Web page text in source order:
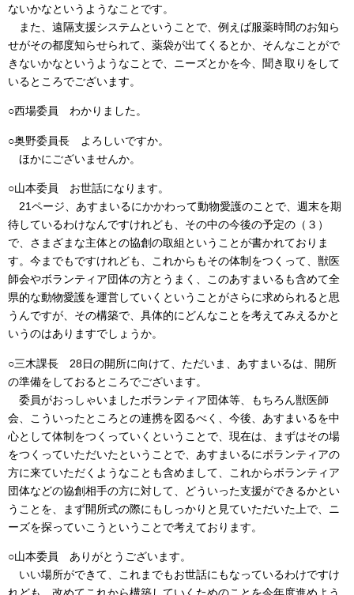
ないかなというようなことです。
また、遠隔支援システムということで、例えば服薬時間のお知ら
せがその都度知らせられて、薬袋が出てくるとか、そんなことがで
きないかなというようなことで、ニーズとかを今、聞き取りをして
いるところでございます。
○西場委員 わかりました。
○奥野委員長 よろしいですか。
ほかにございませんか。
○山本委員 お世話になります。
21ページ、あすまいるにかかわって動物愛護のことで、週末を期
待しているわけなんですけれども、その中の今後の予定の（３）
で、さまざまな主体との協創の取組ということが書かれておりま
す。今までもですけれども、これからもその体制をつくって、獣医
師会やボランティア団体の方とうまく、このあすまいるも含めて全
県的な動物愛護を運営していくということがさらに求められると思
うんですが、その構築で、具体的にどんなことを考えてみえるかと
いうのはありますでしょうか。
○三木課長 28日の開所に向けて、ただいま、あすまいるは、開所
の準備をしておるところでございます。
委員がおっしゃいましたボランティア団体等、もちろん獣医師
会、こういったところとの連携を図るべく、今後、あすまいるを中
心として体制をつくっていくということで、現在は、まずはその場
をつくっていただいたということで、あすまいるにボランティアの
方に来ていただくようなことも含めまして、これからボランティア
団体などの協創相手の方に対して、どういった支援ができるかとい
うことを、まず開所式の際にもしっかりと見ていただいた上で、ニ
ーズを探っていこうということで考えております。
○山本委員 ありがとうございます。
いい場所ができて、これまでもお世話にもなっているわけですけ